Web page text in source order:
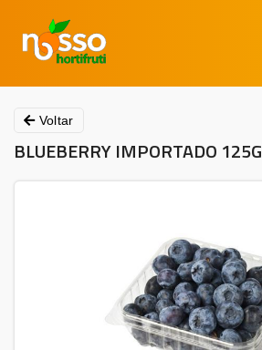
Voltar
BLUEBERRY IMPORTADO 125G